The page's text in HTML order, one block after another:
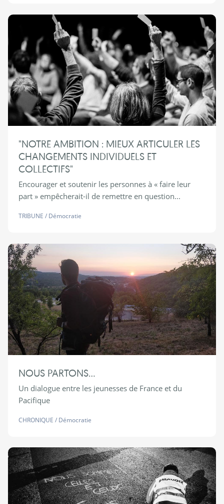
"NOTRE AMBITION : MIEUX ARTICULER LES
CHANGEMENTS INDIVIDUELS ET
COLLECTIFS"
Encourager et soutenir les personnes à « faire leur
part » empêcherait-il de remettre en question...
TRIBUNE / Démocratie
NOUS PARTONS...
Un dialogue entre les jeunesses de France et du
Pacifique
CHRONIQUE / Démocratie